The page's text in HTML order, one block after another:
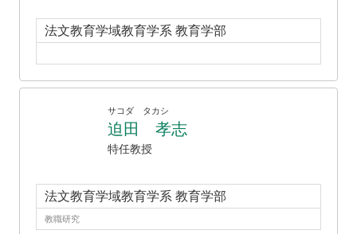
法文教育学域教育学系 教育学部
サコダ タカシ
迫田 孝志
特任教授
法文教育学域教育学系 教育学部
教職研究